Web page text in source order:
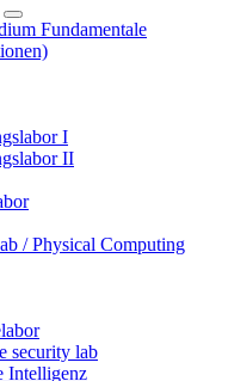
Fundamentale
I
II
/ Physical Computing
security lab
Intelligenz